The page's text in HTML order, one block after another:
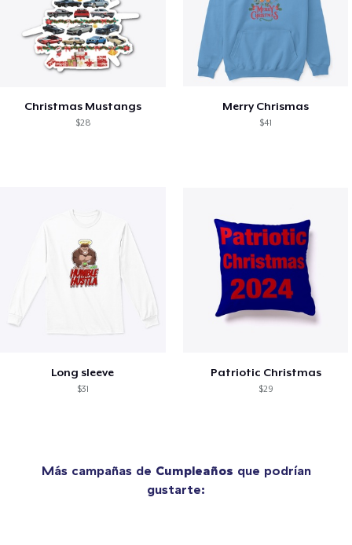
Christmas Mustangs
$28
Merry Chrismas
$41
Long sleeve
$31
Patriotic Christmas
$29
Más campañas de Cumpleaños que podrían
gustarte: